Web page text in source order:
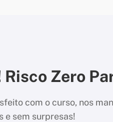
Zero
com o curso, nos
e sem surpresas!